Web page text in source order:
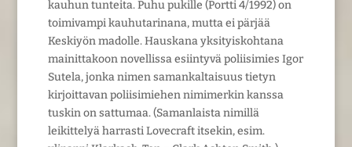
kauhun tunteita. Puhu pukille (Portti 4/1992) on
toimivampi kauhutarinana, mutta ei pärjää
Keskiyön madolle. Hauskana yksityiskohtana
mainittakoon novellissa esiintyvä poliisimies Igor
Sutela, jonka nimen samankaltaisuus tietyn
kirjoittavan poliisimiehen nimimerkin kanssa
tuskin on sattumaa. (Samanlaista nimillä
leikittelyä harrasti Lovecraft itsekin, esim.